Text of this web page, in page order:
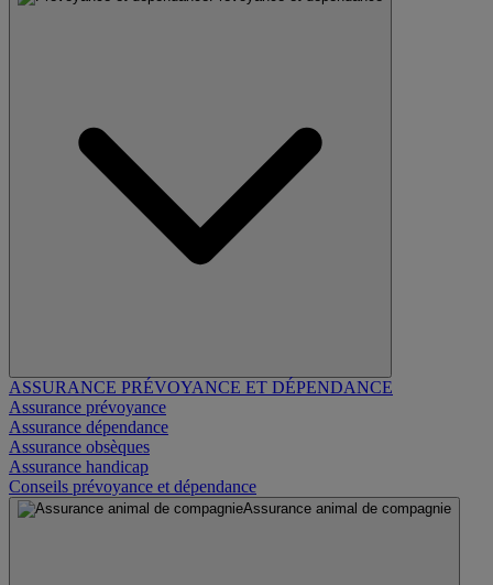
ASSURANCE PRÉVOYANCE ET DÉPENDANCE
Assurance prévoyance
Assurance dépendance
Assurance obsèques
Assurance handicap
Conseils prévoyance et dépendance
Assurance animal de compagnie